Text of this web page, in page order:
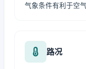
气象条件有利于空
路况